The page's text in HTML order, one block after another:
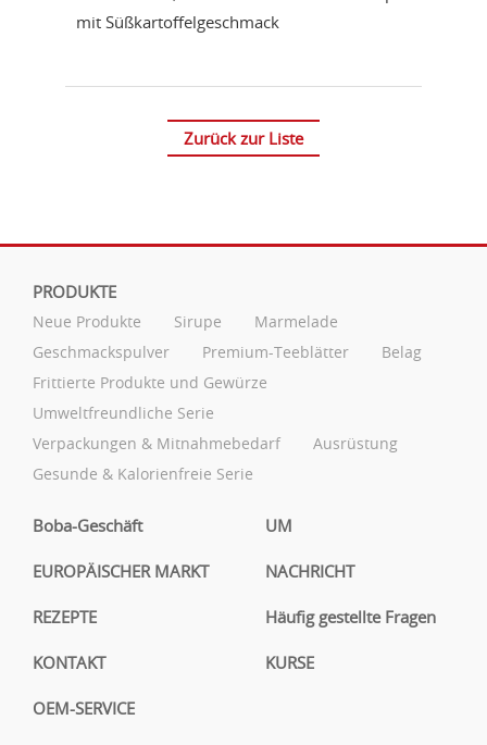
mit Süßkartoffelgeschmack
Zurück zur Liste
PRODUKTE
Neue Produkte Sirupe
Marmelade
Geschmackspulver
Premium-Teeblätter
Belag
Frittierte Produkte und Gewürze
Umweltfreundliche Serie
Verpackungen & Mitnahmebedarf
Ausrüstung
Gesunde & Kalorienfreie Serie
Boba-Geschäft UM
EUROPÄISCHER MARKT NACHRICHT
REZEPTE Häufig gestellte Fragen
KONTAKT KURSE
OEM-SERVICE